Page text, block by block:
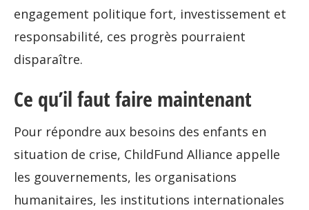
engagement politique fort, investissement et
responsabilité, ces progrès pourraient
disparaître.
Ce qu’il faut faire maintenant
Pour répondre aux besoins des enfants en
situation de crise, ChildFund Alliance appelle
les gouvernements, les organisations
humanitaires, les institutions internationales